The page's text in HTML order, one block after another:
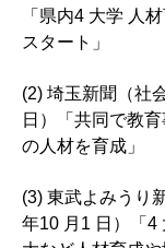
「県内4 大学 人
スタート」
(2) 埼玉新聞（社
日）「共同で教
の人材を育成」
(3) 東武よみうり
年10 月1 日）「4